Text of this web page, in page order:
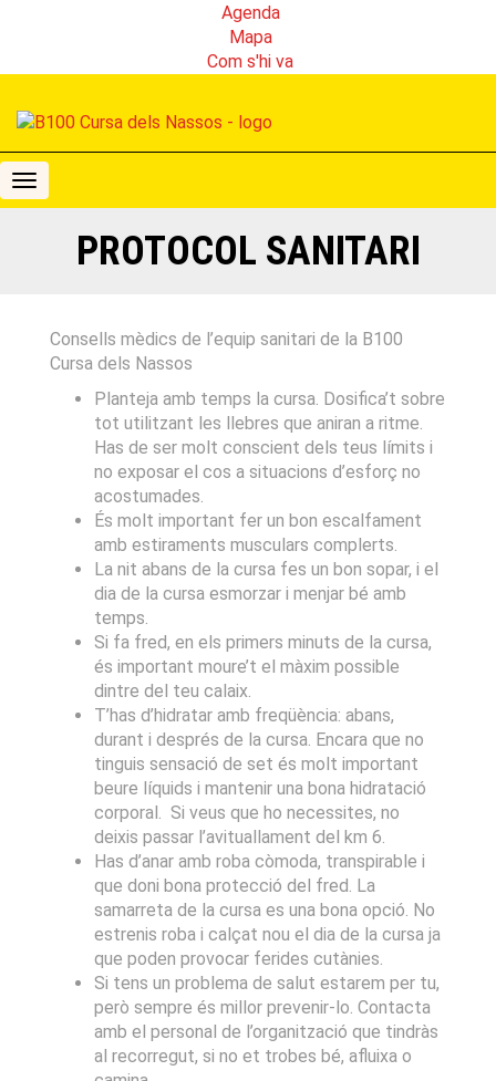
Agenda
Mapa
Com s'hi va
B100
Cursa
PROTOCOL SANITARI
Consells mèdics de l’equip sanitari de la B100
Cursa dels Nassos
Planteja amb temps la cursa. Dosifica’t sobre
tot utilitzant les llebres que aniran a ritme.
Has de ser molt conscient dels teus límits i
no exposar el cos a situacions d’esforç no
acostumades.
És molt important fer un bon escalfament
amb estiraments musculars complerts.
La nit abans de la cursa fes un bon sopar, i el
dia de la cursa esmorzar i menjar bé amb
temps.
Si fa fred, en els primers minuts de la cursa,
és important moure’t el màxim possible
dintre del teu calaix.
T’has d’hidratar amb freqüència: abans,
durant i després de la cursa. Encara que no
tinguis sensació de set és molt important
beure líquids i mantenir una bona hidratació
corporal. Si veus que ho necessites, no
deixis passar l’avituallament del km 6.
Has d’anar amb roba còmoda, transpirable i
que doni bona protecció del fred. La
samarreta de la cursa es una bona opció. No
estrenis roba i calçat nou el dia de la cursa ja
que poden provocar ferides cutànies.
Si tens un problema de salut estarem per tu,
però sempre és millor prevenir-lo. Contacta
amb el personal de l’organització que tindràs
al recorregut, si no et trobes bé, afluixa o